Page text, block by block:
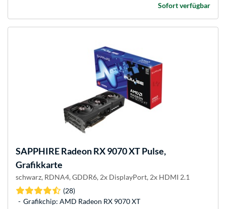
Sofort verfügbar
SAPPHIRERadeon RX 9070 XT Pulse,
Grafikkarte
schwarz, RDNA4, GDDR6, 2x DisplayPort, 2x HDMI 2.1
(28)
Grafikchip: AMD Radeon RX 9070 XT